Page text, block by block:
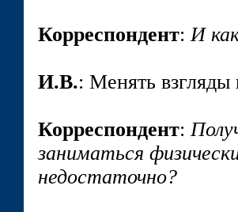
Корреспондент:И
И.В.: Менять
Корреспондент:
заниматься
недостаточно?